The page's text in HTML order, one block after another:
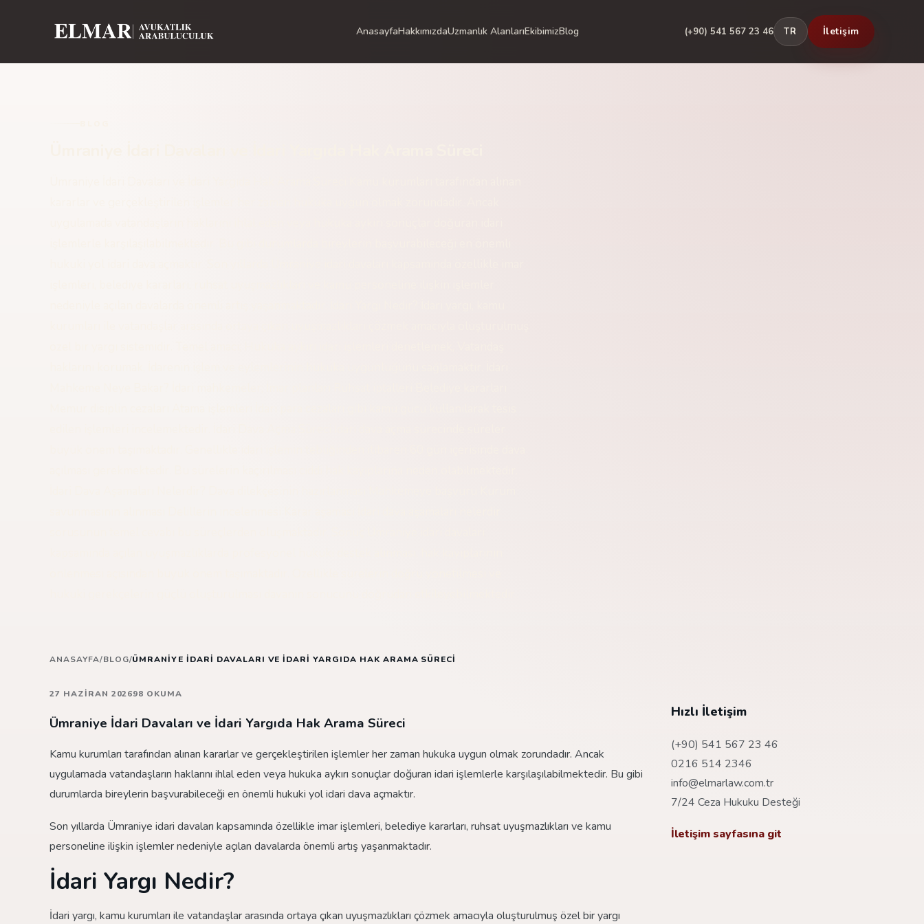
AnasayfaHakkımızdaUzmanlık AlanlarıEkibimizBlog (+90) 541 567 23 46 TR İletişim
ANASAYFA/BLOG/ÜMRANIYE İDARI DAVALARI VE İDARI YARGIDA HAK ARAMA SÜRECI
27 HAZIRAN 202698 OKUMA
Ümraniye İdari Davaları ve İdari Yargıda Hak Arama Süreci
Kamu kurumları tarafından alınan kararlar ve gerçekleştirilen işlemler her zaman hukuka uygun olmak zorundadır. Ancak
uygulamada vatandaşların haklarını ihlal eden veya hukuka aykırı sonuçlar doğuran idari işlemlerle karşılaşılabilmektedir. Bu gibi
durumlarda bireylerin başvurabileceği en önemli hukuki yol idari dava açmaktır.
Son yıllarda Ümraniye idari davaları kapsamında özellikle imar işlemleri, belediye kararları, ruhsat uyuşmazlıkları ve kamu
personeline ilişkin işlemler nedeniyle açılan davalarda önemli artış yaşanmaktadır.
İdari Yargı Nedir?
İdari yargı, kamu kurumları ile vatandaşlar arasında ortaya çıkan uyuşmazlıkları çözmek amacıyla oluşturulmuş özel bir yargı
Hızlı İletişim
(+90) 541 567 23 46
0216 514 2346
info@elmarlaw.com.tr
7/24 Ceza Hukuku Desteği
İletişim sayfasına git